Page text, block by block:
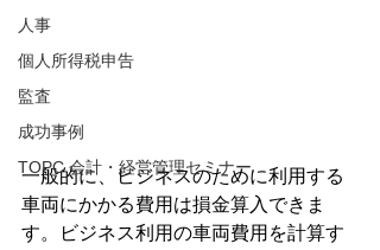
人事
個人所得税申告
監査
成功事例
TOPC 会計・経営管理セミナー
一般的に、ビジネスのために利用する
車両にかかる費用は損金算入できま
す。ビジネス利用の車両費用を計算す